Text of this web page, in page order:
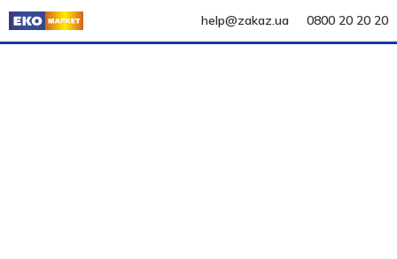
help@zakaz.ua 0800 20 20 20